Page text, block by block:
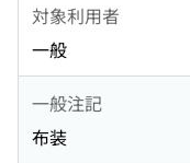
対象利用者
一般
一般注記
布装